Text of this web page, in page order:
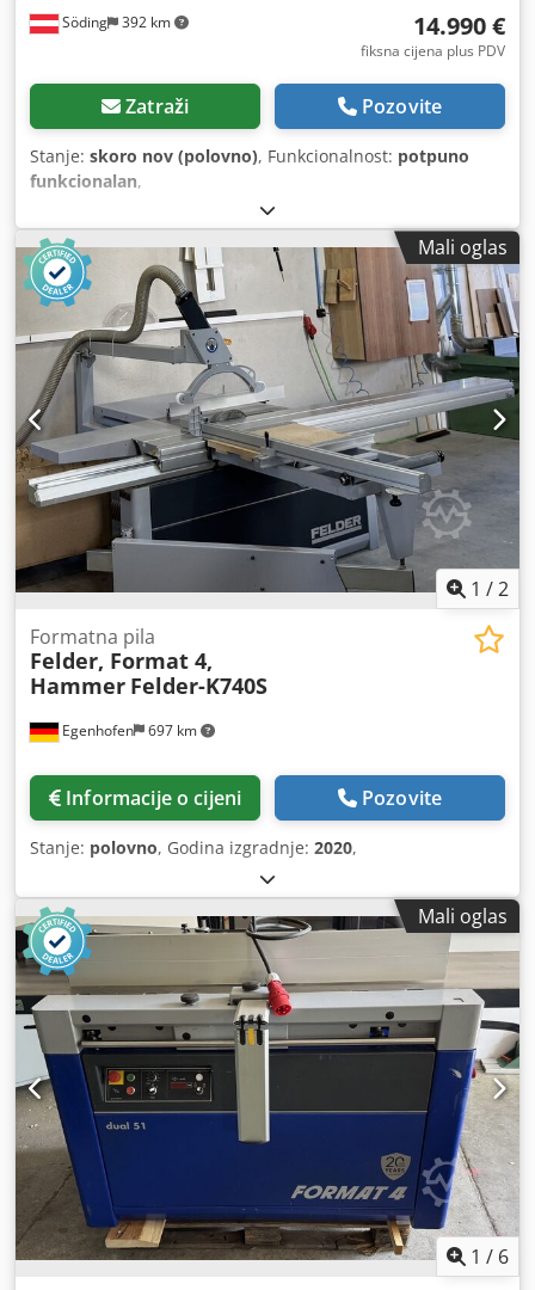
Söding 392 km 14.990 €
fiksna cijena plus PDV
Zatraži Pozovite
Stanje: skoro nov (polovno), Funkcionalnost: potpuno
funkcionalan,
Mali oglas
1 /2
Egenhofen 697 km
Formatna pila
Felder, Format 4,
Hammer Felder-K740S
Informacije o cijeni Pozovite
Stanje: polovno, Godina izgradnje: 2020,
Mali oglas
1 / 6